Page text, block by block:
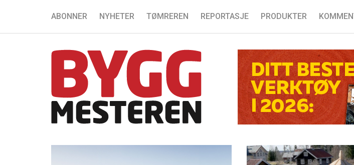
ABONNER NYHETER TØMREREN REPORTASJE PRODUKTER